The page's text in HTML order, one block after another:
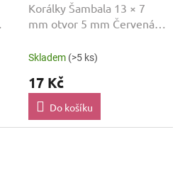
Korálky Šambala 13 × 7
mm otvor 5 mm Červená
Skladem (>5 ks)
17 Kč
Do košíku